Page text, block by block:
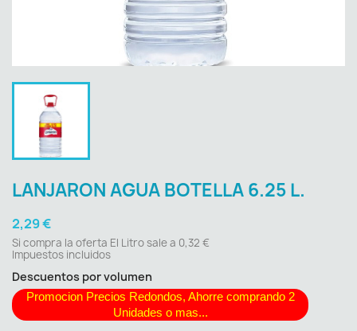
LANJARON AGUA BOTELLA 6.25 L.
2,29 €
Si compra la oferta El Litro sale a 0,32 €
Impuestos incluidos
Descuentos por volumen
Promocion Precios Redondos, Ahorre comprando 2
Unidades o mas...